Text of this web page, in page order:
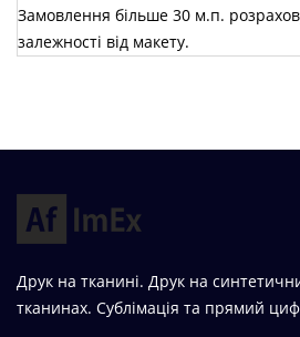
Замовлення більше 30 м.п.
залежності від макету.
Друк на тканині. Друк на
тканинах. Сублімація та прямий